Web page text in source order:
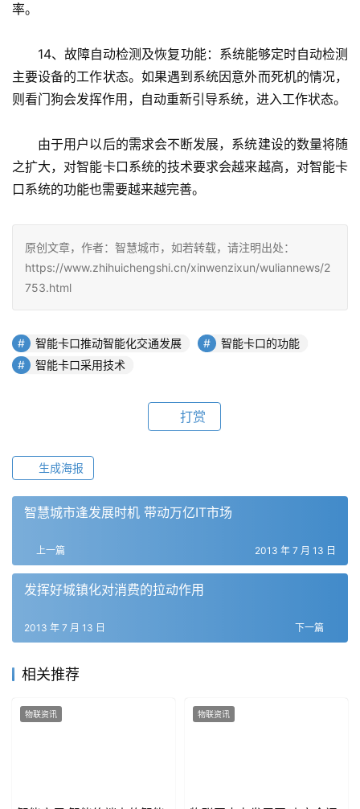
率。
14、故障自动检测及恢复功能：系统能够定时自动检测
主要设备的工作状态。如果遇到系统因意外而死机的情况，
则看门狗会发挥作用，自动重新引导系统，进入工作状态。
由于用户以后的需求会不断发展，系统建设的数量将随
之扩大，对智能卡口系统的技术要求会越来越高，对智能卡
口系统的功能也需要越来越完善。
原创文章，作者：智慧城市，如若转载，请注明出处：
https://www.zhihuichengshi.cn/xinwenzixun/wuliannews/2
753.html
智能卡口推动智能化交通发展
智能卡口的功能
智能卡口采用技术
打赏
生成海报
智慧城市逢发展时机 带动万亿IT市场
上一篇 2013 年 7 月 13 日
发挥好城镇化对消费的拉动作用
下一篇
2013 年 7 月 13 日
相关推荐
物联资讯 物联资讯